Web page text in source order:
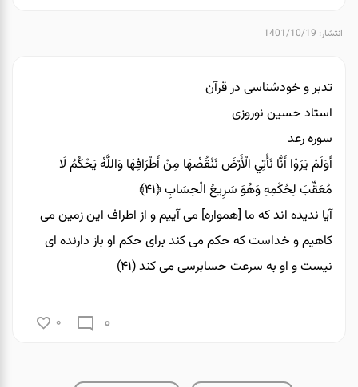
انتشار: 1401/10/19
تدبر و خودشناسی در قرآن
استاد حسین نوروزی
سوره رعد
أَوَلَمْ يَرَوْا أَنَّا نَأْتِي الْأَرْضَ نَنْقُصُهَا مِنْ أَطْرَافِهَا وَاللَّهُ يَحْكُمُ لَا
مُعَقِّبَ لِحُكْمِهِ وَهُوَ سَرِيعُ الْحِسَابِ ﴿۴۱﴾
آيا نديده‏ اند كه ما [همواره] مى ‏آييم و از اطراف اين زمين مى
‏كاهيم و خداست كه حكم مى ‏كند براى حكم او باز دارنده‏ اى
نيست و او به سرعت‏ حسابرسى مى ‏كند (۴۱)
0
0